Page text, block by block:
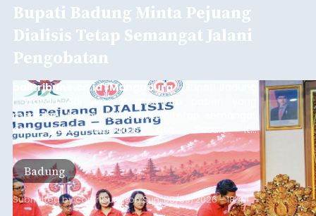
Bupati Badung Minta Pejuang
Dialisis Tetap Semangat Jalani
Pengobatan
balitribune.co.id | Mangupura- Bupati Badung
I Wayan Adi Arnawa meminta pasien yang
menjalani terapi dialisis untuk tetap semangat
dan tidak berputus asa. Pesan itu
disampaikannya saat menghadiri Sarasehan
Pejuang Dialisis yang digelar RSD Mangusada di
Ruang Kertha Gosana, Puspem Badung, Minggu
(9/8/2026).
Badung
Submitted bycontributoronSun, 08/09/2026 - 18:44